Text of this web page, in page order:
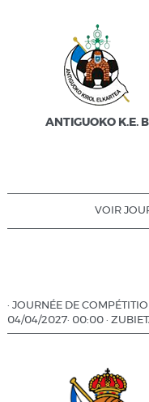
ANTIGUOKO K.E. B
VOIR
· JOURNÉE DE
04/04/2027· 00:00 ·